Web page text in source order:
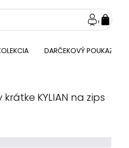
DARČEKOVÝ POUKAZ
KYLIAN na zips